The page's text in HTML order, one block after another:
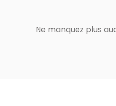
Ne manquez plus